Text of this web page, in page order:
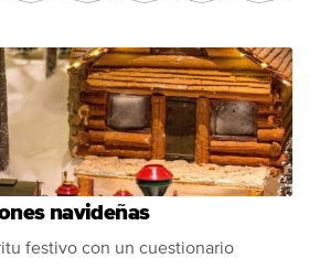
navideñas
festivo con un cuestionario